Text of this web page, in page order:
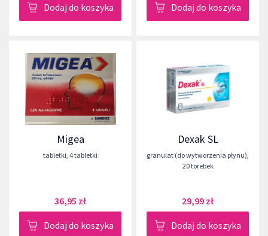
Dodaj do koszyka Dodaj do koszyka
Migea
tabletki 4 tabletki
36,95 zł
Dodaj do koszyka
Dexak SL
granulat (do wytworzenia płynu)
20 torebek
29,99 zł
Dodaj do koszyka